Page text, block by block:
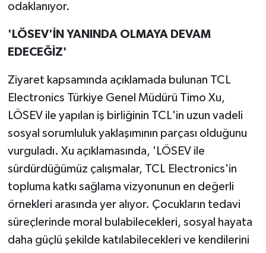
odaklanıyor.
'LÖSEV'İN YANINDA OLMAYA DEVAM
EDECEĞİZ'
Ziyaret kapsamında açıklamada bulunan TCL
Electronics Türkiye Genel Müdürü Timo Xu,
LÖSEV ile yapılan iş birliğinin TCL'in uzun vadeli
sosyal sorumluluk yaklaşımının parçası olduğunu
vurguladı. Xu açıklamasında, 'LÖSEV ile
sürdürdüğümüz çalışmalar, TCL Electronics'in
topluma katkı sağlama vizyonunun en değerli
örnekleri arasında yer alıyor. Çocukların tedavi
süreçlerinde moral bulabilecekleri, sosyal hayata
daha güçlü şekilde katılabilecekleri ve kendilerini